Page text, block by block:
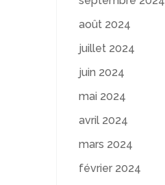
août 2024
juillet 2024
juin 2024
mai 2024
avril 2024
mars 2024
février 2024